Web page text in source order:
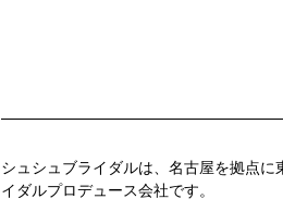
シュシュブライダルは、名古屋を拠点
イダルプロデュース会社です。